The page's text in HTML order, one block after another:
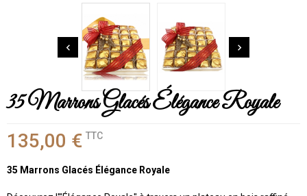
 
35 Marrons Glacés Élégance Royale
135,00 € TTC
35 Marrons Glacés Élégance Royale